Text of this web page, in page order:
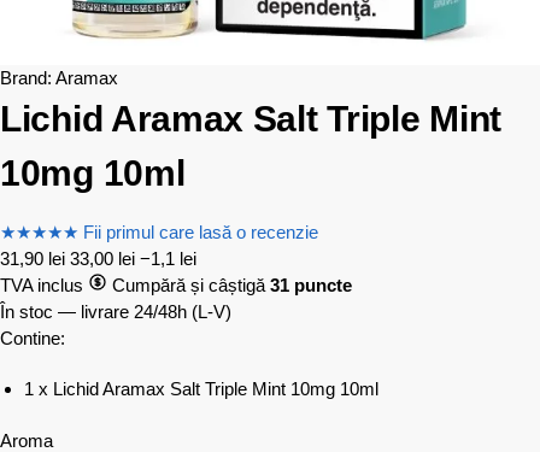
Brand: Aramax
Lichid Aramax Salt Triple Mint
10mg 10ml
★★★★★ Fii primul care lasă o recenzie
31,90 lei 33,00 lei −1,1 lei
TVA inclus
Cumpără și câștigă 31 puncte
În stoc — livrare 24/48h (L-V)
Contine:
1 x Lichid Aramax Salt Triple Mint 10mg 10ml
Aroma